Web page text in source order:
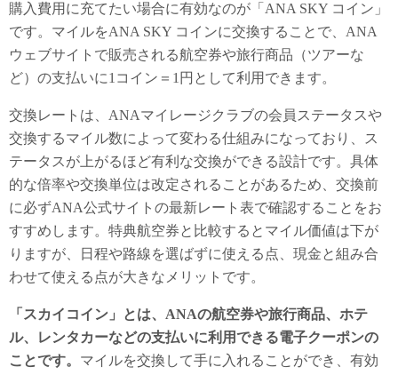
購入費用に充てたい場合に有効なのが「ANA SKY コイン」
です。マイルをANA SKY コインに交換することで、ANA
ウェブサイトで販売される航空券や旅行商品（ツアーな
ど）の支払いに1コイン＝1円として利用できます。
交換レートは、ANAマイレージクラブの会員ステータスや
交換するマイル数によって変わる仕組みになっており、ス
テータスが上がるほど有利な交換ができる設計です。具体
的な倍率や交換単位は改定されることがあるため、交換前
に必ずANA公式サイトの最新レート表で確認することをお
すすめします。特典航空券と比較するとマイル価値は下が
りますが、日程や路線を選ばずに使える点、現金と組み合
わせて使える点が大きなメリットです。
「スカイコイン」とは、ANAの航空券や旅行商品、ホテ
ル、レンタカーなどの支払いに利用できる電子クーポンの
ことです。 マイルを交換して手に入れることができ、有効